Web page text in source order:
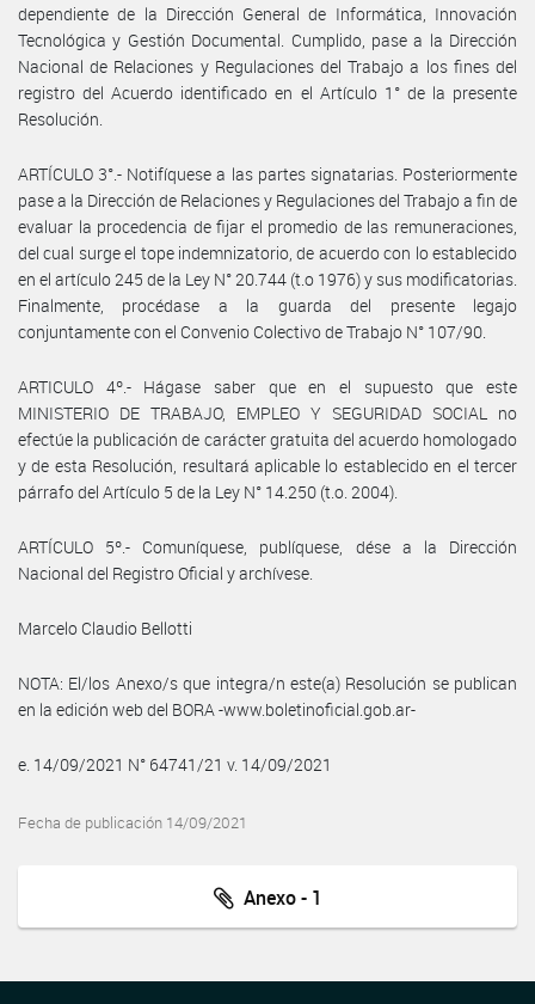
dependiente de la Dirección General de Informática, Innovación
Tecnológica y Gestión Documental. Cumplido, pase a la Dirección
Nacional de Relaciones y Regulaciones del Trabajo a los fines del
registro del Acuerdo identificado en el Artículo 1° de la presente
Resolución.
ARTÍCULO 3°.- Notifíquese a las partes signatarias. Posteriormente
pase a la Dirección de Relaciones y Regulaciones del Trabajo a fin de
evaluar la procedencia de fijar el promedio de las remuneraciones,
del cual surge el tope indemnizatorio, de acuerdo con lo establecido
en el artículo 245 de la Ley N° 20.744 (t.o 1976) y sus modificatorias.
Finalmente, procédase a la guarda del presente legajo
conjuntamente con el Convenio Colectivo de Trabajo N° 107/90.
ARTICULO 4º.- Hágase saber que en el supuesto que este
MINISTERIO DE TRABAJO, EMPLEO Y SEGURIDAD SOCIAL no
efectúe la publicación de carácter gratuita del acuerdo homologado
y de esta Resolución, resultará aplicable lo establecido en el tercer
párrafo del Artículo 5 de la Ley N° 14.250 (t.o. 2004).
ARTÍCULO 5º.- Comuníquese, publíquese, dése a la Dirección
Nacional del Registro Oficial y archívese.
Marcelo Claudio Bellotti
NOTA: El/los Anexo/s que integra/n este(a) Resolución se publican
en la edición web del BORA -www.boletinoficial.gob.ar-
e. 14/09/2021 N° 64741/21 v. 14/09/2021
Fecha de publicación 14/09/2021
Anexo - 1